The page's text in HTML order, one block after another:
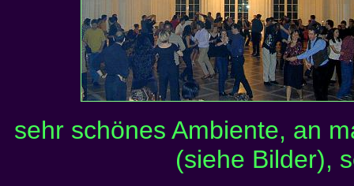
sehr schönes Ambiente, an
(siehe Bilder),